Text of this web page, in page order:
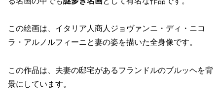
この絵画は、イタリア人商人ジョヴァンニ・ディ・ニコ
ラ・アルノルフィーニと妻の姿を描いた全身像です。
この作品は、夫妻の邸宅があるフランドルのブルッヘを背
景にしています。